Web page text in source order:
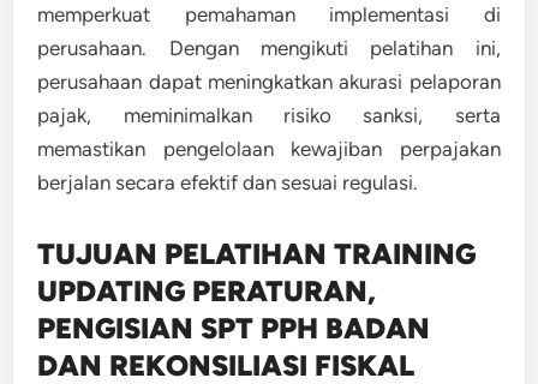
memperkuat pemahaman implementasi di
perusahaan. Dengan mengikuti pelatihan ini,
perusahaan dapat meningkatkan akurasi pelaporan
pajak, meminimalkan risiko sanksi, serta
memastikan pengelolaan kewajiban perpajakan
berjalan secara efektif dan sesuai regulasi.
TUJUAN PELATIHAN TRAINING
UPDATING PERATURAN,
PENGISIAN SPT PPH BADAN
DAN REKONSILIASI FISKAL